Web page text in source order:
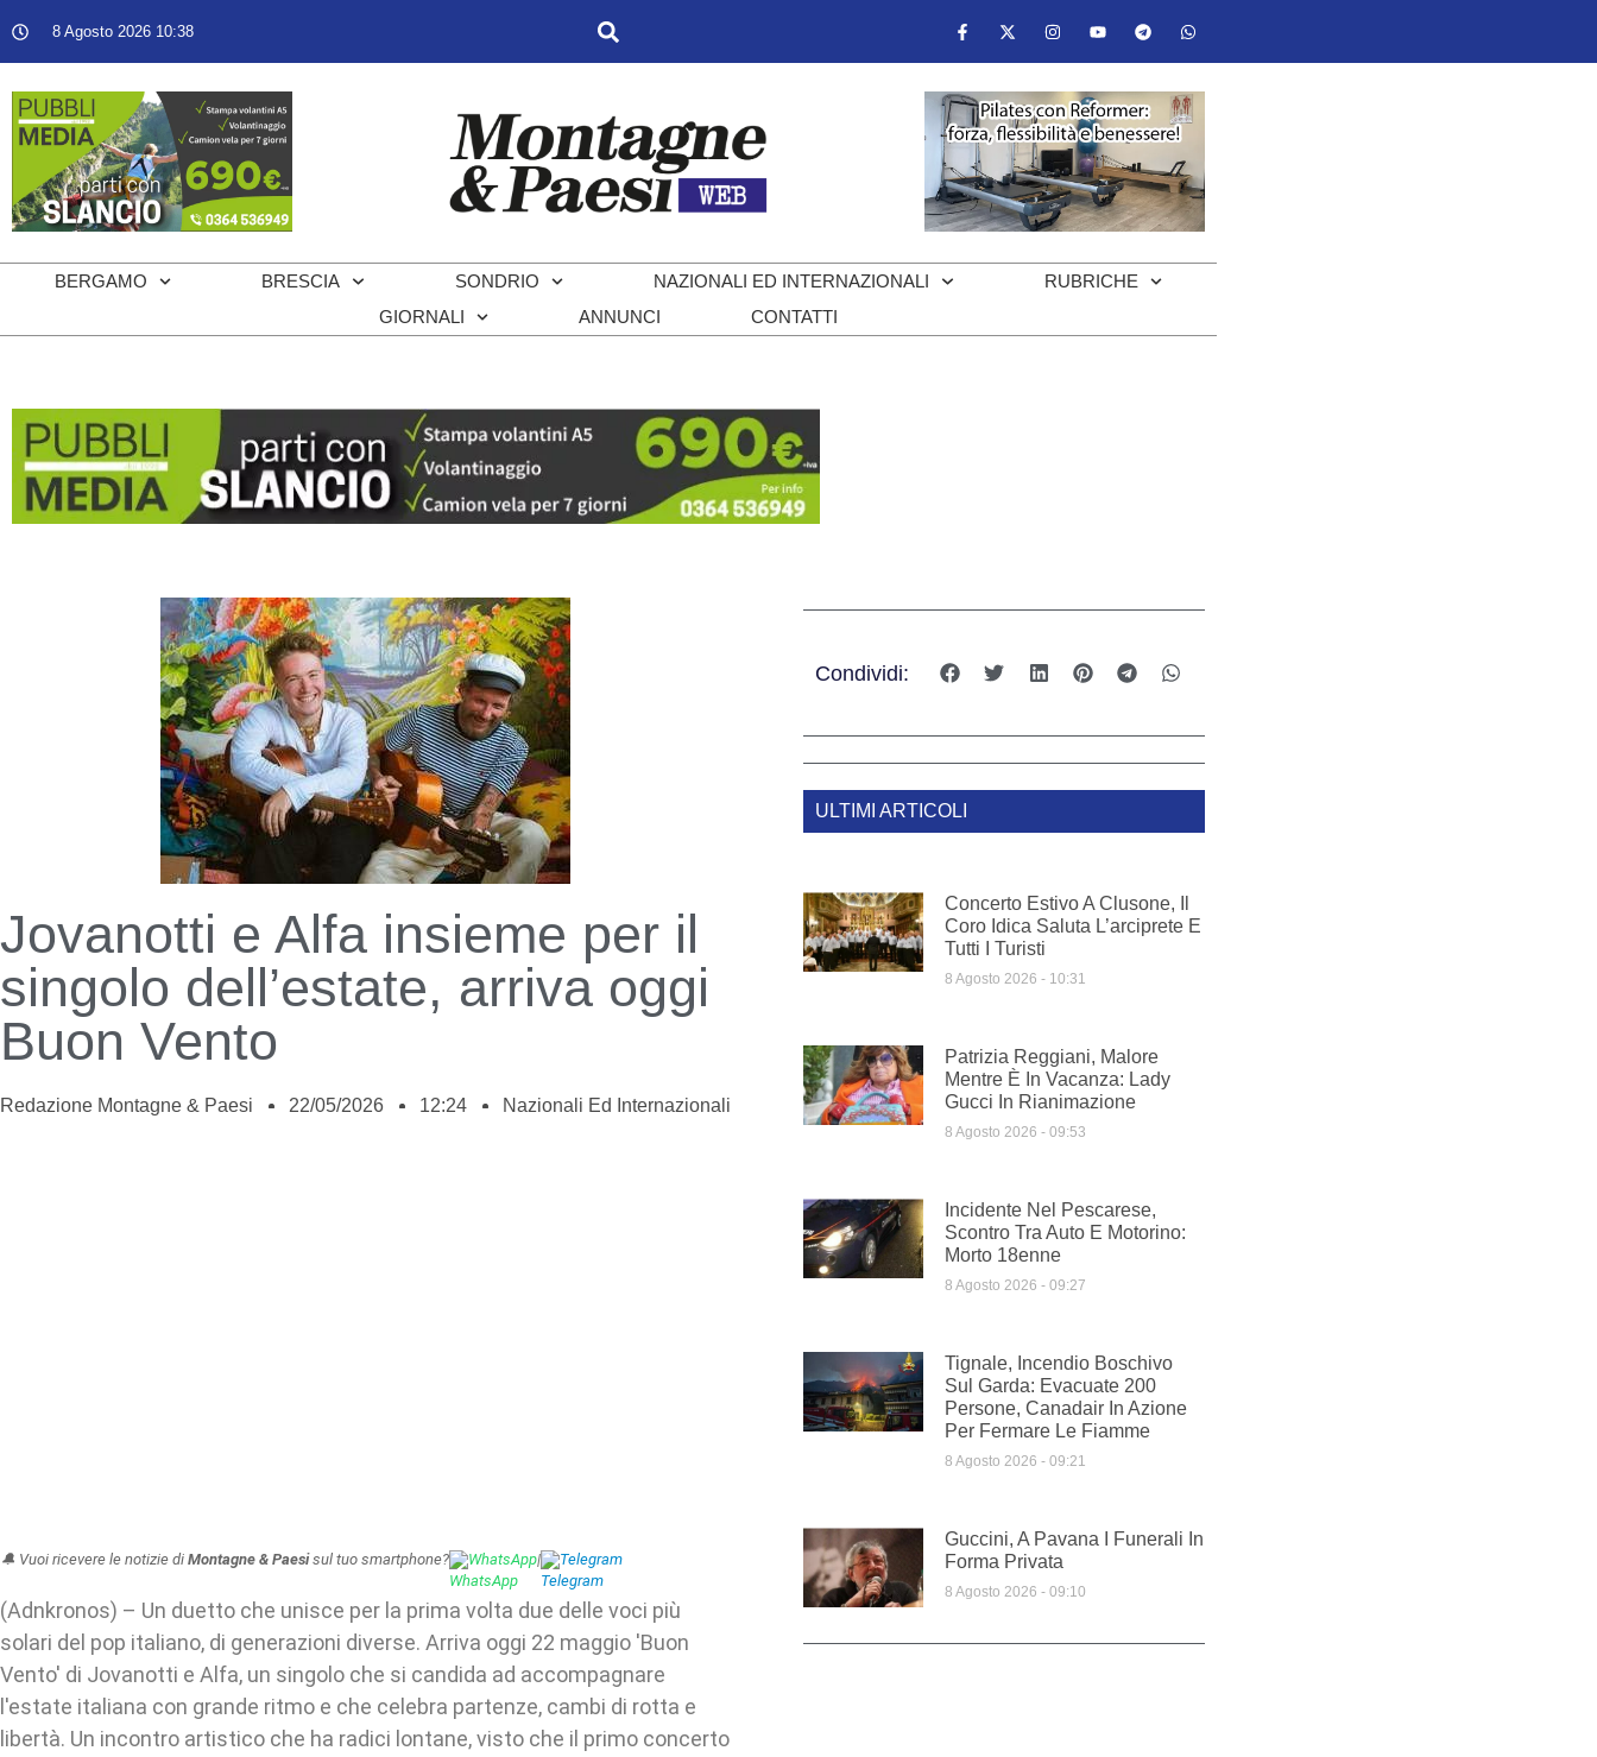
8 Agosto 2026 10:38
BERGAMO BRESCIA SONDRIO NAZIONALI ED INTERNAZIONALI
RUBRICHE
GIORNALI
ANNUNCI CONTATTI
Jovanotti e Alfa insieme per il
singolo dell’estate, arriva oggi
Buon Vento
Redazione Montagne & Paesi 22/05/2026 12:24 Nazionali Ed Internazionali
🔔 Vuoi ricevere le notizie di Montagne & Paesisul tuo smartphone? WhatsApp| Telegram
(Adnkronos) – Un duetto che unisce per la prima volta due delle voci più
solari del pop italiano, di generazioni diverse. Arriva oggi 22 maggio 'Buon
Vento' di Jovanotti e Alfa, un singolo che si candida ad accompagnare
l'estate italiana con grande ritmo e che celebra partenze, cambi di rotta e
libertà. Un incontro artistico che ha radici lontane, visto che il primo concerto
Condividi:
ULTIMI ARTICOLI
Concerto Estivo A Clusone, Il
Coro Idica Saluta L’arciprete E
Tutti I Turisti
8 Agosto 2026 10:31
Patrizia Reggiani, Malore
Mentre È In Vacanza: Lady
Gucci In Rianimazione
8 Agosto 2026 09:53
Incidente Nel Pescarese,
Scontro Tra Auto E Motorino:
Morto 18enne
8 Agosto 2026 09:27
Tignale, Incendio Boschivo
Sul Garda: Evacuate 200
Persone, Canadair In Azione
Per Fermare Le Fiamme
8 Agosto 2026 09:21
Guccini, A Pavana I Funerali In
Forma Privata
8 Agosto 2026 09:10